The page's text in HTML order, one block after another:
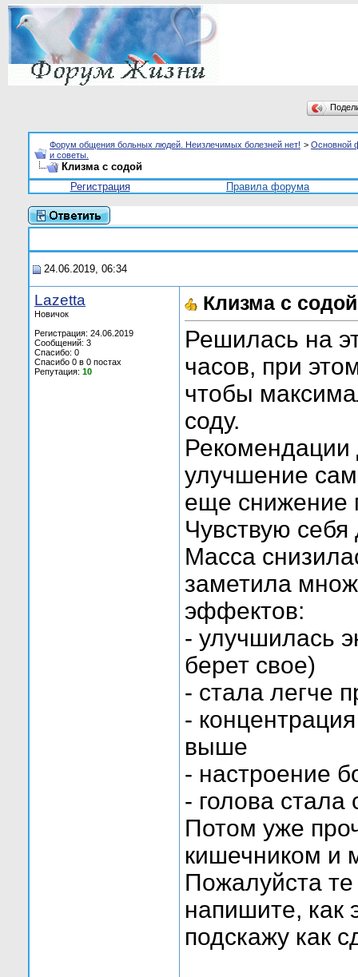
Форум общения больных людей. Неизлечимых болезней нет! > Основной
и советы.
Клизма с содой
Регистрация
Правила форума
24.06.2019, 06:34
Lazetta
Новичок
Регистрация: 24.06.2019
Сообщений: 3
Спасибо: 0
Спасибо 0 в 0 постах
Репутация: 10
Клизма с содой
Решилась на
часов, при
чтобы
соду.
улучшение
еще снижение
Чувствую
Масса
заметила
эффектов:
- улучшилась
берет свое)
- стала легче
-
выше
- настроение
- голова стала
Потом уже
кишечником и
Пожалуйста
напишите, как
подскажу как